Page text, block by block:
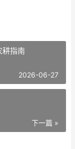
耕指南
2026-06-27
下一篇 »